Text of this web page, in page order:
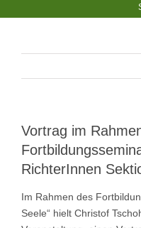
Vortrag im
RichterInnen
Im Rahmen des
Seele“ hielt Christof